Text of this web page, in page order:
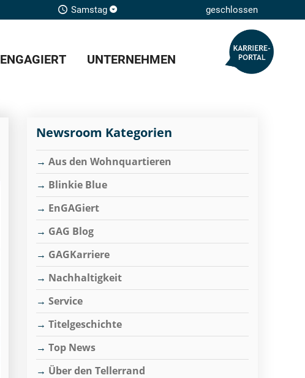
Samstag geschlossen
ENGAGIERT UNTERNEHMEN
Newsroom Kategorien
Aus den Wohnquartieren
Blinkie Blue
EnGAGiert
GAG Blog
GAGKarriere
Nachhaltigkeit
Service
Titelgeschichte
Top News
Über den Tellerrand